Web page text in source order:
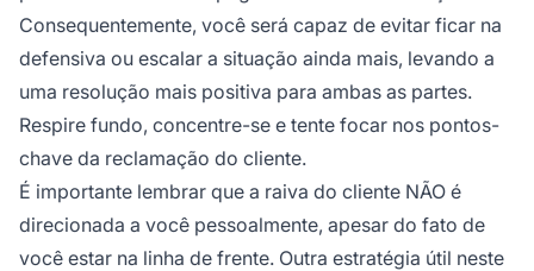
Consequentemente, você será capaz de evitar ficar na
defensiva ou escalar a situação ainda mais, levando a
uma resolução mais positiva para ambas as partes.
Respire fundo, concentre-se e tente focar nos pontos-
chave da reclamação do cliente.
É importante lembrar que a raiva do cliente NÃO é
direcionada a você pessoalmente, apesar do fato de
você estar na linha de frente. Outra estratégia útil neste